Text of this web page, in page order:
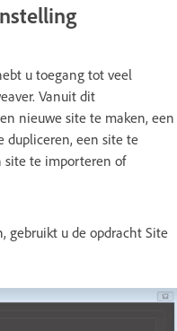
u toegang tot veel
Vanuit dit
nieuwe site te maken, een
dupliceren, een site te
te importeren of
gebruikt u de opdracht Site